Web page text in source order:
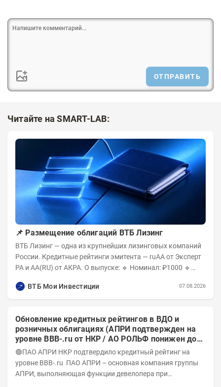
ОТПРАВИТЬ
Читайте на SMART-LAB:
📌 Размещение облигаций ВТБ Лизинг
ВТБ Лизинг — одна из крупнейших лизинговых компаний
России. Кредитные рейтинги эмитента — ruAA от Эксперт
РА и AA(RU) от АКРА. О выпуске: 🔹 Номинал: ₽1000 🔹
ВТБ Мои Инвестиции
07.08.2026
Обновление кредитных рейтингов в ВДО и
розничных облигациях (АПРИ подтвержден на
уровне BBB-.ru от НКР / АО РОЛЬФ понижен до
А-(RU) / Элит Строй присвоен на уровне BBB.ru)
🟢ПАО АПРИ НКР подтвердило кредитный рейтинг на
уровне BBB-.ru ПАО АПРИ – основная компания группы
АПРИ, выполняющая функции девелопера при